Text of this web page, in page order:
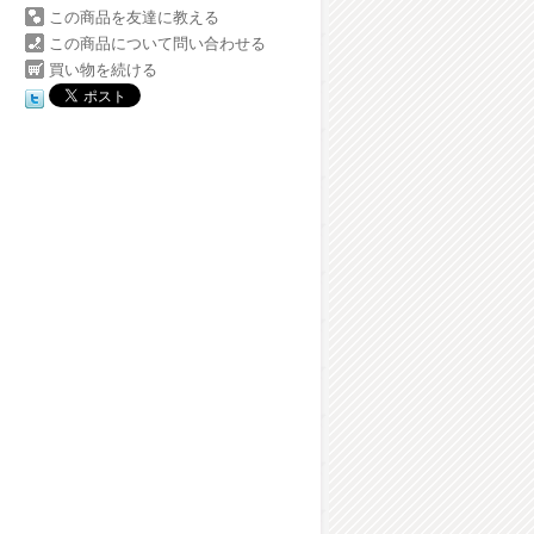
この商品を友達に教える
この商品について問い合わせる
買い物を続ける